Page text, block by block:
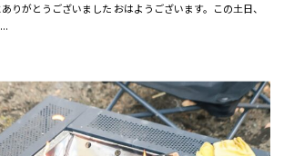
りがとうございました おはようございます。この土日、